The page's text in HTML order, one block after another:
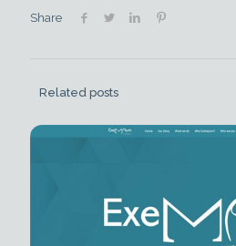
Share
Related posts